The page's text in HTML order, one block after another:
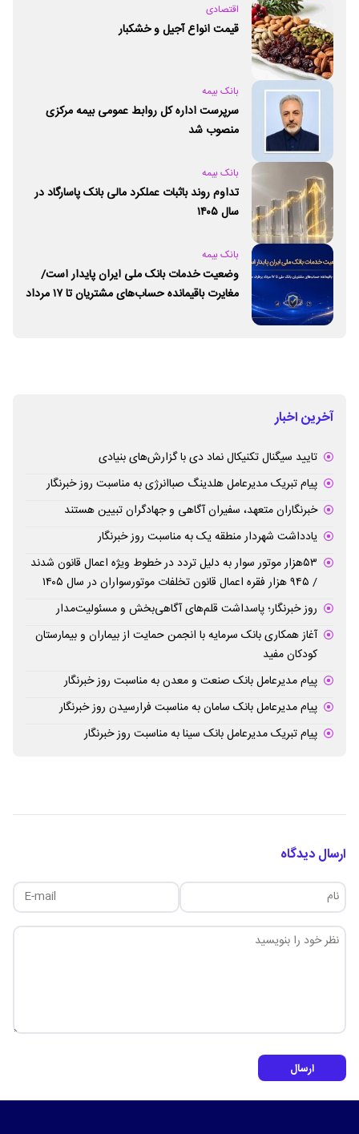
اقتصادی
قیمت انواع آجیل و خشکبار
بانک بیمه
سرپرست اداره کل روابط عمومی بیمه مرکزی
منصوب شد
بانک بیمه
تداوم روند باثبات عملکرد مالی بانک پاسارگاد در
سال ۱۴۰۵
بانک بیمه
وضعیت خدمات بانک ملی ایران پایدار است/
مغایرت‌ باقیمانده حساب‌های مشتریان تا ۱۷ مرداد
آخرین اخبار
تایید سیگنال تکنیکال نماد دی با گزارش‌های بنیادی
پیام تبریک مدیرعامل هلدینگ صباانرژی به مناسبت روز خبرنگار
خبرنگاران متعهد، سفیران آگاهی و جهادگران تبیین هستند
یادداشت شهردار منطقه یک به مناسبت روز خبرنگار
۵۳هزار موتور سوار به دلیل تردد در خطوط ویژه اعمال قانون شدند
/ ۹۴۵ هزار فقره اعمال قانون تخلفات موتورسواران در سال ۱۴۰۵
روز خبرنگار؛ پاسداشت قلم‌های آگاهی‌بخش و مسئولیت‌مدار
آغاز همکاری بانک سرمایه با انجمن حمایت از بیماران و بیمارستان
کودکان مفید
پیام مدیرعامل بانک صنعت و معدن به مناسبت روز خبرنگار
پیام مدیرعامل بانک سامان به مناسبت فرارسیدن روز خبرنگار
پیام تبریک مدیرعامل بانک سینا به مناسبت روز خبرنگار
ارسال دیدگاه
ارسال